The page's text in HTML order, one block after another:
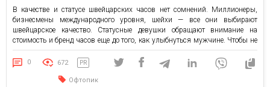
В качестве и статусе швейцарских часов нет сомнений. Миллионеры,
бизнесмены международного уровня, шейхи — все они выбирают
швейцарское качество. Статусные девушки обращают внимание на
стоимость и бренд часов еще до того, как улыбнуться мужчине. Чтобы не
говорили о богатом духовном мире, а в реальности всем правят деньги.
Вас будут встречать по облику и только потом […]
0 672 PR
Офтопик